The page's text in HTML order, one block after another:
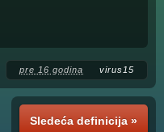
pre 16 godina virus15
Sledeća definicija »